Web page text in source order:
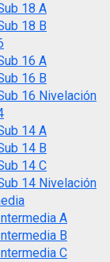
18 A
18 B
16 A
16 B
16 Nivelación
14 A
14 B
14 C
14 Nivelación
A
B
C